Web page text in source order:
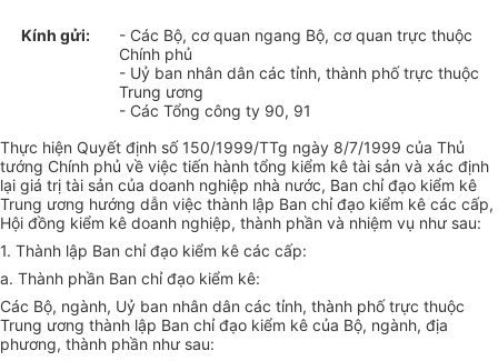
Kính gửi:
- Các Bộ, cơ quan ngang Bộ, cơ quan trực thuộc
Chính phủ
- Uỷ ban nhân dân các tỉnh, thành phố trực thuộc
Trung ương
- Các Tổng công ty 90, 91
Thực hiện Quyết định số 150/1999/TTg ngày 8/7/1999 của Thủ
tướng Chính phủ về việc tiến hành tổng kiểm kê tài sản và xác định
lại giá trị tài sản của doanh nghiệp nhà nước, Ban chỉ đạo kiểm kê
Trung ương hướng dẫn việc thành lập Ban chỉ đạo kiểm kê các cấp,
Hội đồng kiểm kê doanh nghiệp, thành phần và nhiệm vụ như sau:
1. Thành lập Ban chỉ đạo kiểm kê các cấp:
a. Thành phần Ban chỉ đạo kiểm kê:
Các Bộ, ngành, Uỷ ban nhân dân các tỉnh, thành phố trực thuộc
Trung ương thành lập Ban chỉ đạo kiểm kê của Bộ, ngành, địa
phương, thành phần như sau: